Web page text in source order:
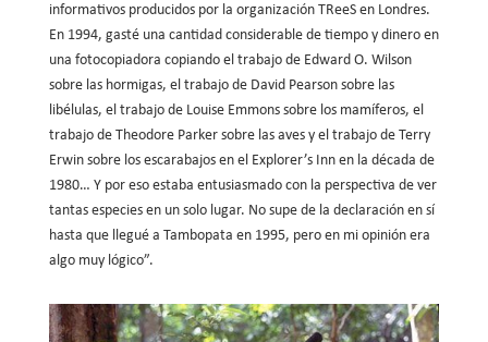
informativos producidos por la organización TReeS en Londres.
En 1994, gasté una cantidad considerable de tiempo y dinero en
una fotocopiadora copiando el trabajo de Edward O. Wilson
sobre las hormigas, el trabajo de David Pearson sobre las
libélulas, el trabajo de Louise Emmons sobre los mamíferos, el
trabajo de Theodore Parker sobre las aves y el trabajo de Terry
Erwin sobre los escarabajos en el Explorer’s Inn en la década de
1980… Y por eso estaba entusiasmado con la perspectiva de ver
tantas especies en un solo lugar. No supe de la declaración en sí
hasta que llegué a Tambopata en 1995, pero en mi opinión era
algo muy lógico”.